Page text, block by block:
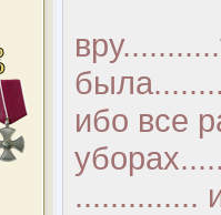
ибо все
..............